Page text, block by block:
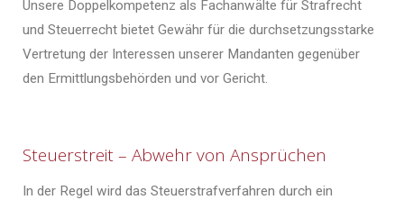
Unsere Doppelkompetenz als Fachanwälte für Strafrecht
und Steuerrecht bietet Gewähr für die durchsetzungsstarke
Vertretung der Interessen unserer Mandanten gegenüber
den Ermittlungsbehörden und vor Gericht.
Steuerstreit – Abwehr von Ansprüchen
In der Regel wird das Steuerstrafverfahren durch ein